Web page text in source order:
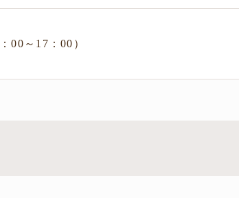
00～17：00）